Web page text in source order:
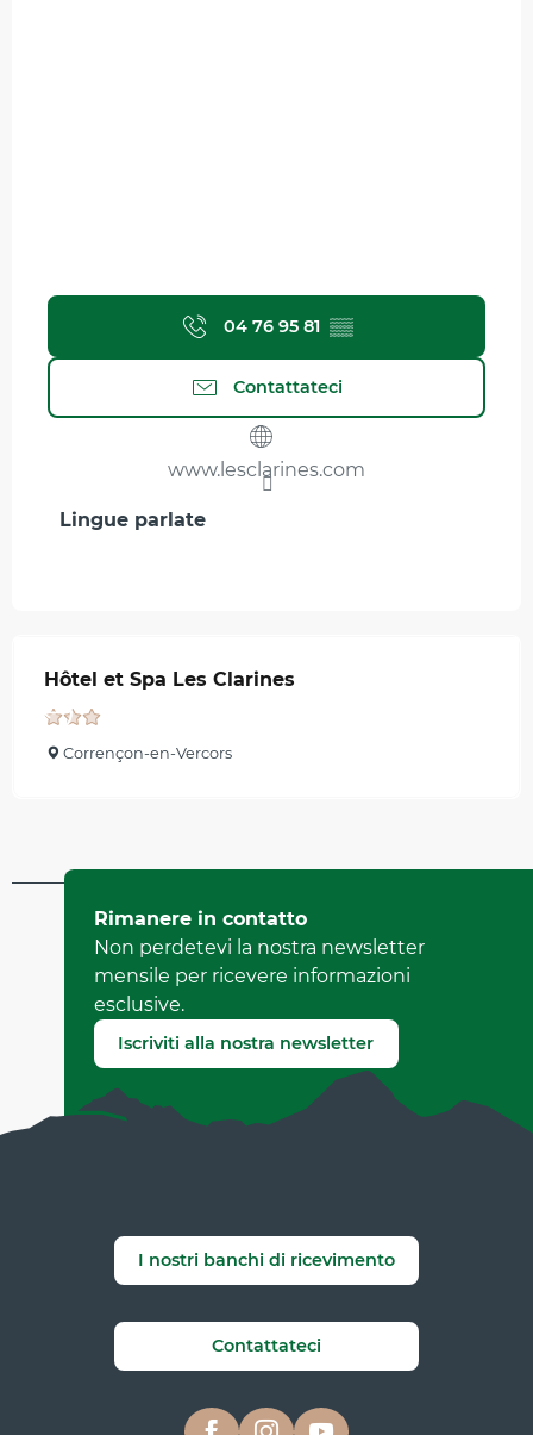
04 76 95 81 ▒▒
Contattateci
www.lesclarines.com
Lingue parlate
Lingue parlate
Hôtel et Spa Les Clarines
Corrençon-en-Vercors
Aggiornato il 17 giugno 2026 A 14:15
da Office de Tourisme de Corrençon en Vercors
(Identificatore dell'offerta :7133529)
Segnala un errore
Rimanere in contatto
Non perdetevi la nostra newsletter
mensile per ricevere informazioni
esclusive.
Iscriviti alla nostra newsletter
I nostri banchi di ricevimento
Contattateci